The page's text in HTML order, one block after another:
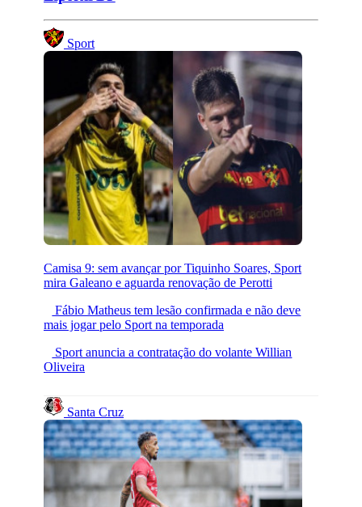
Sport
Camisa 9: sem avançar por Tiquinho Soares, Sport
mira Galeano e aguarda renovação de Perotti
Fábio Matheus tem lesão confirmada e não deve
mais jogar pelo Sport na temporada
Sport anuncia a contratação do volante Willian
Oliveira
Santa Cruz